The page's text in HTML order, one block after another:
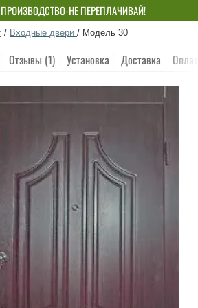
НЕ ПЕРЕПЛАЧИВАЙ!
/ Входные двери / Модель 30
Отзывы (1) Установка Доставка